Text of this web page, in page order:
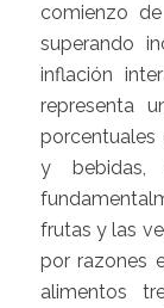
comienzo
superando
inflación
representa
porcentuales
y bebidas,
frutas y las
por razones
alimentos